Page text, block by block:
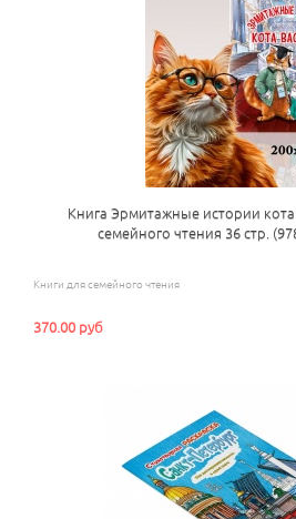
Книга Эрмитажные истории
семейного чтения 36 стр.
Книги для семейного чтения
370.00 руб